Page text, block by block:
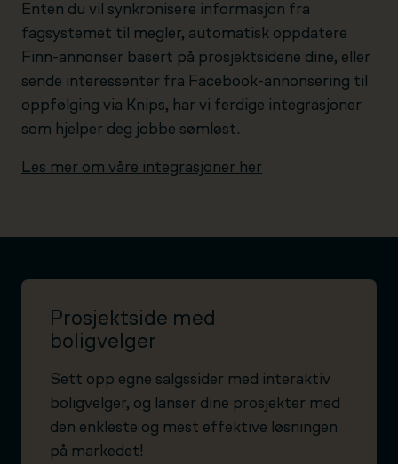
Enten du vil synkronisere informasjon fra
fagsystemet til megler, automatisk oppdatere
Finn-annonser basert på prosjektsidene dine, eller
sende interessenter fra Facebook-annonsering til
oppfølging via Knips, har vi ferdige integrasjoner
som hjelper deg jobbe sømløst.
Les mer om våre integrasjoner her
Prosjektside med
boligvelger
Sett opp egne salgssider med interaktiv
boligvelger, og lanser dine prosjekter med
den enkleste og mest effektive løsningen
på markedet!